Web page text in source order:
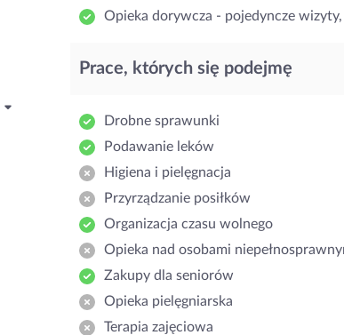
Opieka dorywcza - pojedyncze
Prace, których się podejmę
Drobne sprawunki
Podawanie leków
Higiena i pielęgnacja
Przyrządzanie posiłków
Organizacja czasu wolnego
Opieka nad osobami
Zakupy dla seniorów
Opieka pielęgniarska
Terapia zajęciowa